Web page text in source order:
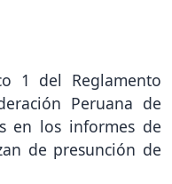
1 del Reglamento
Peruana de
en los informes de
de presunción de